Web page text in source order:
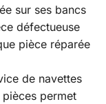
sur ses bancs
défectueuse
pièce réparée
de navettes
permet